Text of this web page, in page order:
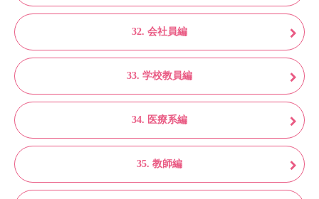
32. 会社員編
33. 学校教員編
34. 医療系編
35. 教師編